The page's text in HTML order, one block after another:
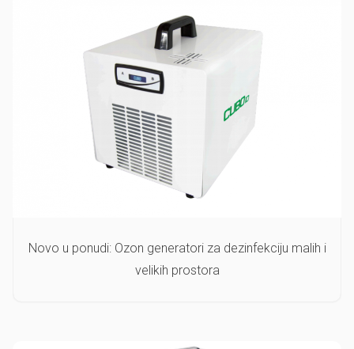
Novo u ponudi: Ozon generatori za dezinfekciju malih i
velikih prostora